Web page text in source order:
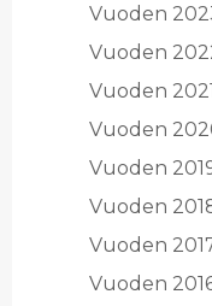
Vuo­den
Vuo­den
Vuo­den
Vuo­den
Vuo­den
Vuo­den
Vuo­den
Vuo­den